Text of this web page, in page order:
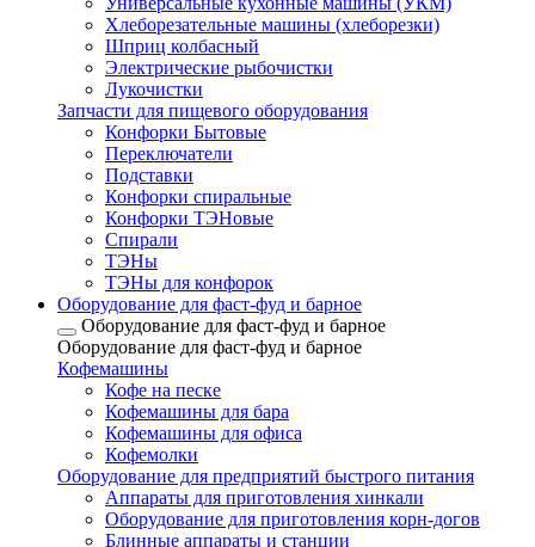
Хлеборезательные машины (хлеборезки)
Шприц колбасный
Электрические рыбочистки
Лукочистки
Запчасти для пищевого оборудования
Конфорки Бытовые
Переключатели
Подставки
Конфорки спиральные
Конфорки ТЭНовые
Спирали
ТЭНы
ТЭНы для конфорок
Оборудование для фаст-фуд и барное
Оборудование для фаст-фуд и барное
Оборудование для фаст-фуд и барное
Кофемашины
Кофе на песке
Кофемашины для бара
Кофемашины для офиса
Кофемолки
Оборудование для предприятий быстрого питания
Аппараты для приготовления хинкали
Оборудование для приготовления корн-догов
Блинные аппараты и станции